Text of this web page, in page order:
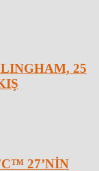
25
27’NİN